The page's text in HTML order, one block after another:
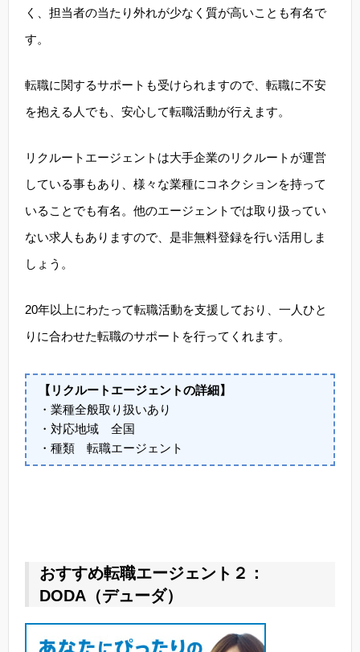
く、担当者の当たり外れが少なく質が高いことも有名で
す。
転職に関するサポートも受けられますので、転職に不安
を抱える人でも、安心して転職活動が行えます。
リクルートエージェントは大手企業のリクルートが運営
している事もあり、様々な業種にコネクションを持って
いることでも有名。他のエージェントでは取り扱ってい
ない求人もありますので、是非無料登録を行い活用しま
しょう。
20年以上にわたって転職活動を支援しており、一人ひと
りに合わせた転職のサポートを行ってくれます。
【リクルートエージェントの詳細】
・業種全般取り扱いあり
・対応地域 全国
・種類 転職エージェント
おすすめ転職エージェント２：
DODA（デューダ）